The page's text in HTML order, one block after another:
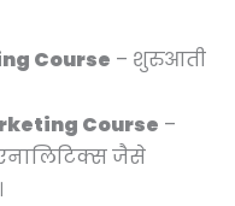
Course – शुरुआती
Course –
एनालिटिक्स जैसे